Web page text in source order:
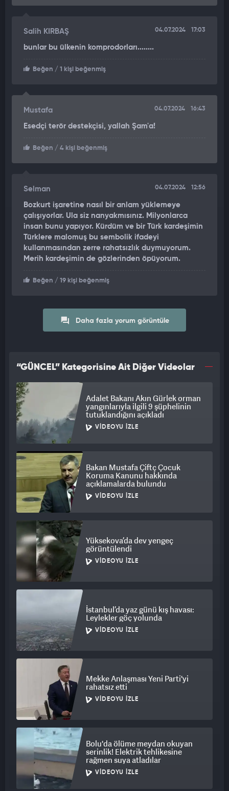
Salih KIRBAŞ 04.07.2024 17:03
bunlar bu ülkenin komprodorları........
Beğen / 1 kişi beğenmiş
Mustafa 04.07.2024 16:43
Esedçi terör destekçisi, yallah Şam'a!
Beğen / 4 kişi beğenmiş
Selman 04.07.2024 12:56
Bozkurt işaretine nasıl bir anlam yüklemeye
çalışıyorlar. Ula siz nanyakmısınız. Milyonlarca
insan bunu yapıyor. Kürdüm ve bir Türk kardeşimin
Türklere malomuş bu sembolik ifadeyi
kullanmasından zerre rahatsızlık duymuyorum.
Merih kardeşimin de gözlerinden öpüyorum.
Beğen / 19 kişi beğenmiş
Daha fazla yorum görüntüle
“GÜNCEL” Kategorisine Ait Diğer Videolar
Adalet Bakanı Akın Gürlek orman
yangınlarıyla ilgili 9 şüphelinin
tutuklandığını açıkladı
VIDEOYU İZLE
Bakan Mustafa Çiftç Çocuk
Koruma Kanunu hakkında
açıklamalarda bulundu
VIDEOYU İZLE
Yüksekova’da dev yengeç
görüntülendi
VIDEOYU İZLE
İstanbul’da yaz günü kış havası:
Leylekler göç yolunda
VIDEOYU İZLE
Mekke Anlaşması Yeni Parti'yi
rahatsız etti
VIDEOYU İZLE
Bolu'da ölüme meydan okuyan
serinlik! Elektrik tehlikesine
rağmen suya atladılar
VIDEOYU İZLE